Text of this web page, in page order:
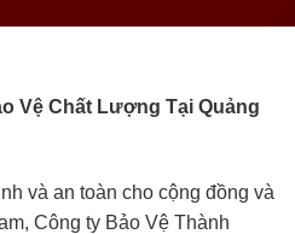
Vệ Chất Lượng Tại Quảng
và an toàn cho cộng đồng và
Công ty Bảo Vệ Thành